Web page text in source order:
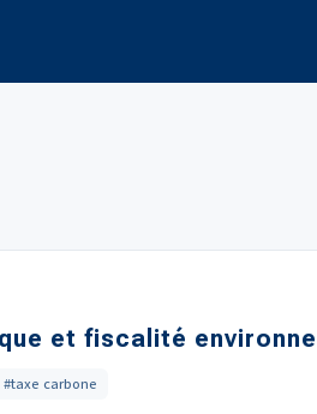
et fiscalité
#taxe carbone